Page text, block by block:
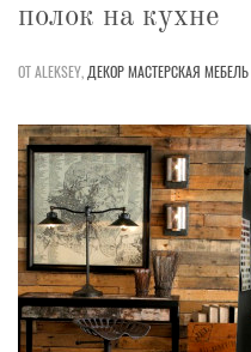
полок на кухне
ОТ ALEKSEY, ДЕКОРМАСТЕРСКАЯ МЕБЕЛЬ